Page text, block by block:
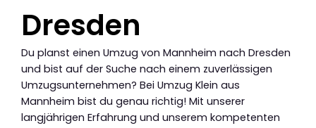
Dresden
Du planst einen Umzug von Mannheim nach Dresden
und bist auf der Suche nach einem zuverlässigen
Umzugsunternehmen? Bei Umzug Klein aus
Mannheim bist du genau richtig! Mit unserer
langjährigen Erfahrung und unserem kompetenten